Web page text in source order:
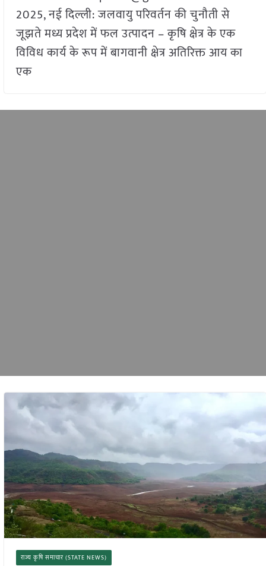
2025, नई दिल्ली: जलवायु परिवर्तन की चुनौती से
जूझते मध्य प्रदेश में फल उत्पादन – कृषि क्षेत्र के एक
विविध कार्य के रूप में बागवानी क्षेत्र अतिरिक्त आय का
एक
राज्य कृषि समाचार (STATE NEWS)